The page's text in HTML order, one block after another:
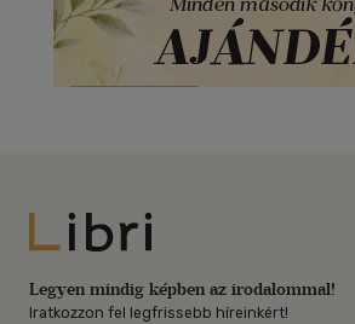
Libri
Legyen mindig képben az irodalommal!
Iratkozzon fel legfrissebb híreinkért!